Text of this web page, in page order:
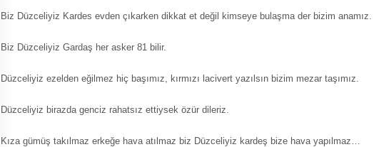
Biz Düzceliyiz Kardes evden çıkarken dikkat et değil kimseye bulaşma der bizim anamız.
Biz Düzceliyiz Gardaş her asker 81 bilir.
Düzceliyiz ezelden eğilmez hiç başımız, kırmızı lacivert yazılsın bizim mezar taşımız.
Düzceliyiz birazda genciz rahatsız ettiysek özür dileriz.
Kıza gümüş takılmaz erkeğe hava atılmaz biz Düzceliyiz kardeş bize hava yapılmaz…